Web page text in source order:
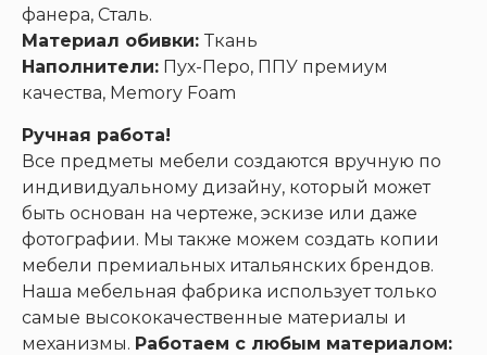
фанера, Сталь.
Материал обивки:Ткань
Наполнители: Пух-Перо, ППУ премиум
качества, Memory Foam
Ручная работа!
Все предметы мебели создаются вручную по
индивидуальному дизайну, который может
быть основан на чертеже, эскизе или даже
фотографии. Мы также можем создать копии
мебели премиальных итальянских брендов.
Наша мебельная фабрика использует только
самые высококачественные материалы и
механизмы. Работаем с любым материалом: